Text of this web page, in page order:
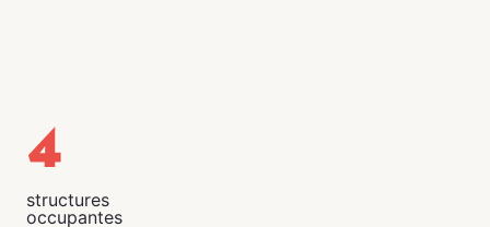
4
structures
occupantes